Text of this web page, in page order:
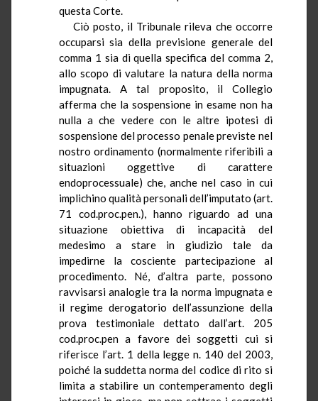
questa Corte.
Ciò posto, il Tribunale rileva che occorre
occuparsi sia della previsione generale del
comma 1 sia di quella specifica del comma 2,
allo scopo di valutare la natura della norma
impugnata. A tal proposito, il Collegio
afferma che la sospensione in esame non ha
nulla a che vedere con le altre ipotesi di
sospensione del processo penale previste nel
nostro ordinamento (normalmente riferibili a
situazioni oggettive di carattere
endoprocessuale) che, anche nel caso in cui
implichino qualità personali dell’imputato (art.
71 cod.proc.pen.), hanno riguardo ad una
situazione obiettiva di incapacità del
medesimo a stare in giudizio tale da
impedirne la cosciente partecipazione al
procedimento. Né, d’altra parte, possono
ravvisarsi analogie tra la norma impugnata e
il regime derogatorio dell’assunzione della
prova testimoniale dettato dall’art. 205
cod.proc.pena favore dei soggetti cui si
riferisce l’art. 1 della legge n. 140 del 2003,
poiché la suddetta norma del codice di rito si
limita a stabilire un contemperamento degli